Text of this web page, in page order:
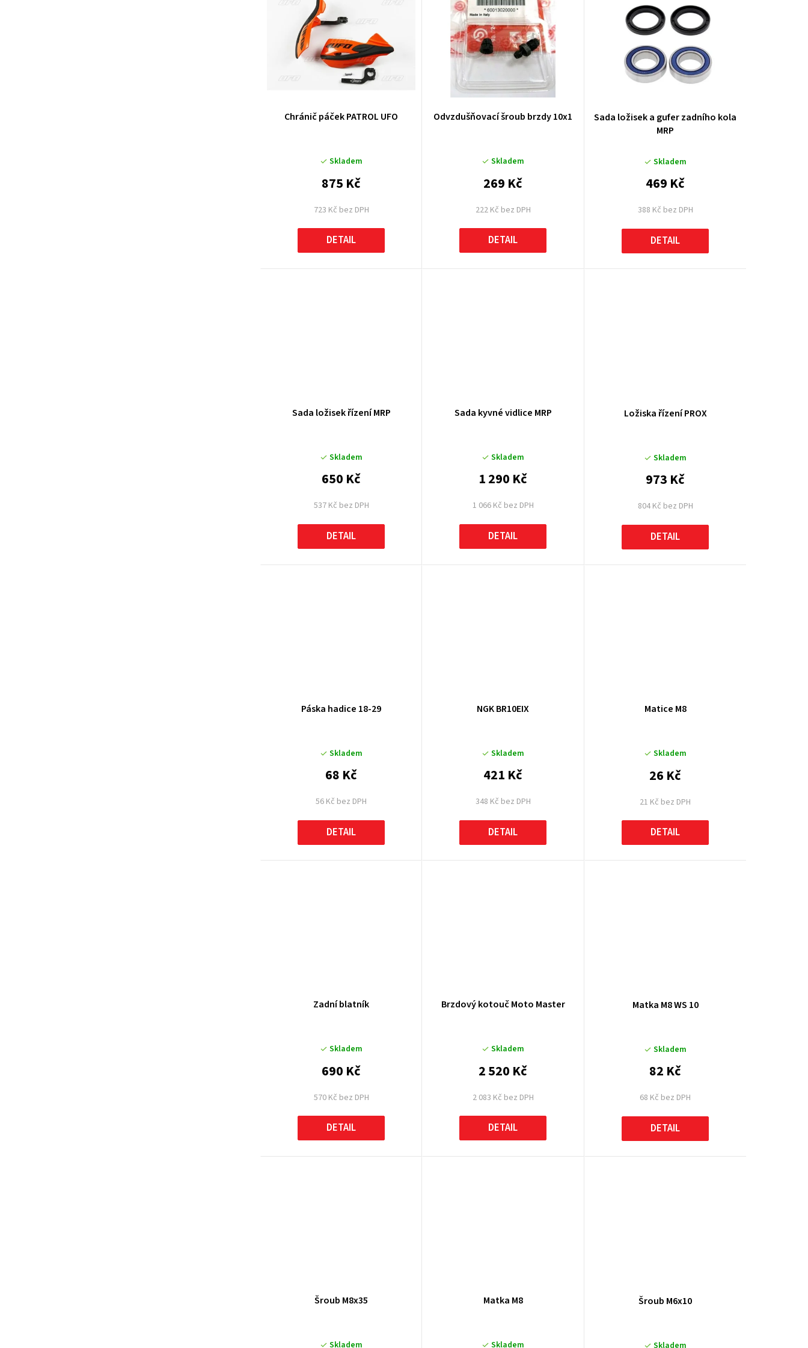
ů
Chránič páček PATROL UFO
Skladem
723 Kč bez DPH
875 Kč
DETAIL
Odvzdušňovací šroub brzdy 10x1
Skladem
222 Kč bez DPH
269 Kč
DETAIL
Sada ložisek a gufer zadního kola
MRP
Skladem
388 Kč bez DPH
469 Kč
DETAIL
Sada ložisek řízení MRP
Skladem
537 Kč bez DPH
650 Kč
DETAIL
Sada kyvné vidlice MRP
Skladem
1 066 Kč bez DPH
1 290 Kč
DETAIL
Ložiska řízení PROX
Skladem
804 Kč bez DPH
973 Kč
DETAIL
Páska hadice 18-29
Skladem
56 Kč bez DPH
68 Kč
DETAIL
NGK BR10EIX
Skladem
348 Kč bez DPH
421 Kč
DETAIL
Matice M8
Skladem
21 Kč bez DPH
26 Kč
DETAIL
Zadní blatník
Skladem
570 Kč bez DPH
690 Kč
DETAIL
Brzdový kotouč Moto Master
Skladem
2 083 Kč bez DPH
2 520 Kč
DETAIL
Matka M8 WS 10
Skladem
68 Kč bez DPH
82 Kč
DETAIL
Šroub M8x35
Skladem
Matka M8
Skladem
Šroub M6x10
Skladem